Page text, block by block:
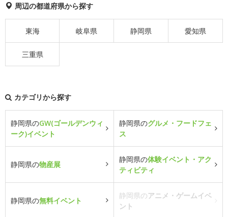
周辺の都道府県から探す
東海 岐阜県 静岡県 愛知県
三重県
カテゴリから探す
静岡県のGW(ゴールデンウィ
ーク)イベント
静岡県のグルメ・フードフェ
ス
静岡県の物産展
静岡県の体験イベント・アク
ティビティ
静岡県の無料イベント
静岡県のアニメ・ゲームイベ
ント